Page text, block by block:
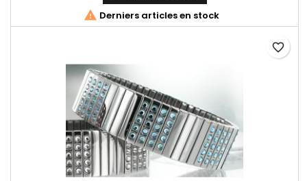
 Derniers articles en stock
favorite_border